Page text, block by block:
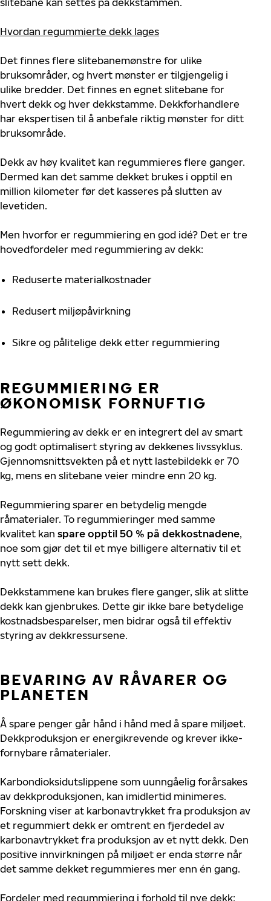
slitebane kan settes på dekkstammen.
Hvordan regummierte dekk lages
Det finnes flere slitebanemønstre for ulike
bruksområder, og hvert mønster er tilgjengelig i
ulike bredder. Det finnes en egnet slitebane for
hvert dekk og hver dekkstamme. Dekkforhandlere
har ekspertisen til å anbefale riktig mønster for ditt
bruksområde.
Dekk av høy kvalitet kan regummieres flere ganger.
Dermed kan det samme dekket brukes i opptil en
million kilometer før det kasseres på slutten av
levetiden.
Men hvorfor er regummiering en god idé? Det er tre
hovedfordeler med regummiering av dekk:
Reduserte materialkostnader
Redusert miljøpåvirkning
Sikre og pålitelige dekk etter regummiering
REGUMMIERING ER
ØKONOMISK FORNUFTIG
Regummiering av dekk er en integrert del av smart
og godt optimalisert styring av dekkenes livssyklus.
Gjennomsnittsvekten på et nytt lastebildekk er 70
kg, mens en slitebane veier mindre enn 20 kg.
Regummiering sparer en betydelig mengde
råmaterialer. To regummieringer med samme
kvalitet kan spare opptil 50 % på dekkostnadene,
noe som gjør det til et mye billigere alternativ til et
nytt sett dekk.
Dekkstammene kan brukes flere ganger, slik at slitte
dekk kan gjenbrukes. Dette gir ikke bare betydelige
kostnadsbesparelser, men bidrar også til effektiv
styring av dekkressursene.
BEVARING AV RÅVARER OG
PLANETEN
Å spare penger går hånd i hånd med å spare miljøet.
Dekkproduksjon er energikrevende og krever ikke-
fornybare råmaterialer.
Karbondioksidutslippene som uunngåelig forårsakes
av dekkproduksjonen, kan imidlertid minimeres.
Forskning viser at karbonavtrykket fra produksjon av
et regummiert dekk er omtrent en fjerdedel av
karbonavtrykket fra produksjon av et nytt dekk. Den
positive innvirkningen på miljøet er enda større når
det samme dekket regummieres mer enn én gang.
Fordeler med regummiering i forhold til nye dekk: